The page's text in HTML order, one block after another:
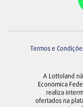
Termos e
A Lottoland
Econômica
realiza
ofertados na